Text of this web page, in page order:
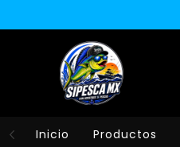
Inicio Productos